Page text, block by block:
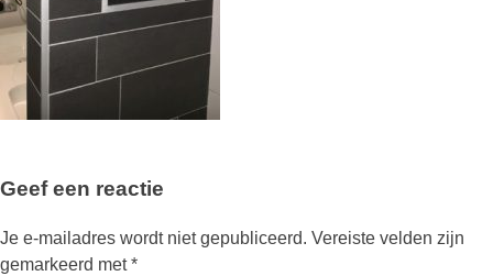
Geef een reactie
Je e-mailadres wordt niet gepubliceerd. Vereiste velden zijn
gemarkeerd met*